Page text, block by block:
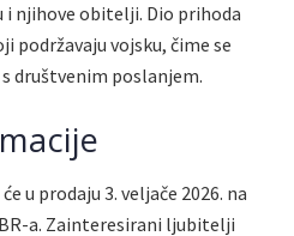
i njihove obitelji. Dio prihoda
podržavaju vojsku, čime se
društvenim poslanjem.
u prodaju 3. veljače 2026. na
a. Zainteresirani ljubitelji